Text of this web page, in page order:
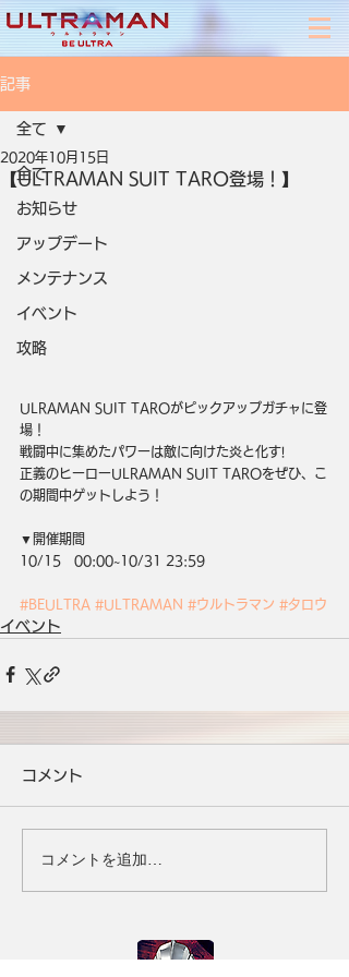
記事
全て
お知らせ
アップデート
メンテナンス
イベント
攻略
全て
【ULTRAMAN SUIT TARO登場！】
2020年10月15日
ULRAMAN SUIT TAROがピックアップガチャに登
場！
戦闘中に集めたパワーは敵に向けた炎と化す!
正義のヒーローULRAMAN SUIT TAROをぜひ、こ
の期間中ゲットしよう！
▼開催期間
10/15　00:00~10/31 23:59
#BEULTRA #ULTRAMAN #ウルトラマン #タロウ
イベント
コメント
コメントを追加…